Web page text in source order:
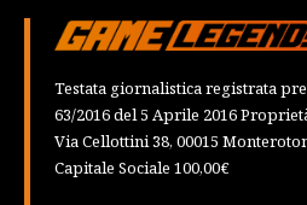
Testata giornalistica registrata
63/2016 del 5 Aprile 2016
Via Cellottini 38, 00015
Capitale Sociale 100,00€